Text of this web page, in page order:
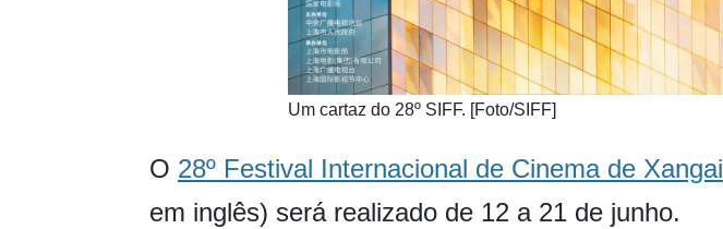
Um cartaz do 28º SIFF. [Foto/SIFF]
O 28º Festival Internacional de Cinema de Xangai
em inglês) será realizado de 12 a 21 de junho.